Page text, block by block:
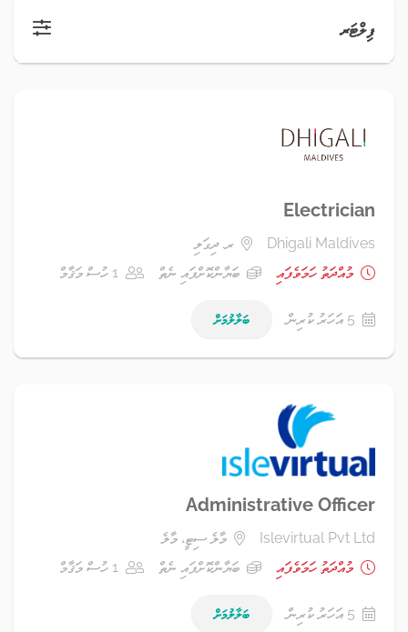
ފިލްޓަރ
Electrician
Dhigali Maldives
ރ. ދިގަލި
މުއްދަތު ހަމަވެފައި
ބަޔާންކޮށްފައި ނެތް 1 ހުސް މަޤާމް
5 އަހަރު ކުރިން ބަލާލުމަށް
Administrative Officer
Islevirtual Pvt Ltd
މާލެ ސިޓީ، މާލެ
މުއްދަތު ހަމަވެފައި
ބަޔާންކޮށްފައި ނެތް 1 ހުސް މަޤާމް
5 އަހަރު ކުރިން ބަލާލުމަށް